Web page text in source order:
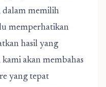
dalam memilih
memperhatikan
hasil yang
akan membahas
yang tepat